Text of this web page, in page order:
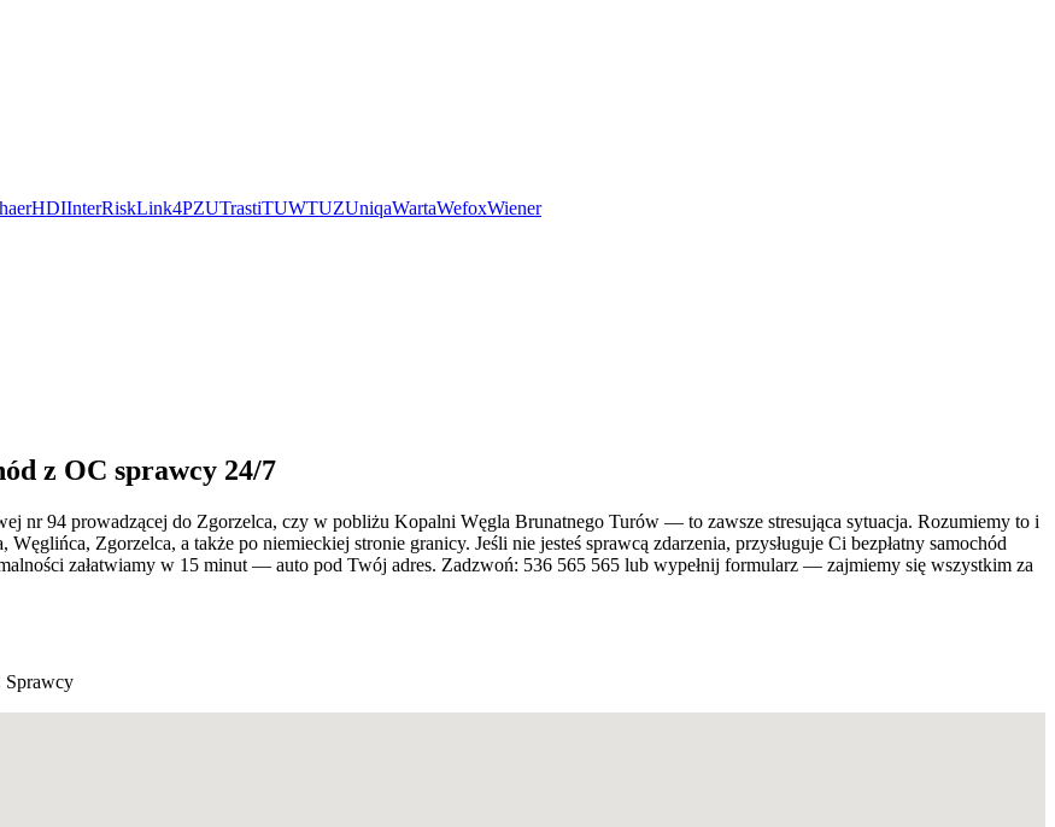
HDIInterRiskLink4PZUTrastiTUWTUZUniqaWartaWefoxWiener
z OC sprawcy 24/7
nr 94 prowadzącej do Zgorzelca, czy w pobliżu Kopalni Węgla Brunatnego Turów — to zawsze stresująca sytuacja. Rozumiemy to i
Zgorzelca, a także po niemieckiej stronie granicy. Jeśli nie jesteś sprawcą zdarzenia, przysługuje Ci bezpłatny samochód
załatwiamy w 15 minut — auto pod Twój adres. Zadzwoń: 536 565 565 lub wypełnij formularz — zajmiemy się wszystkim za